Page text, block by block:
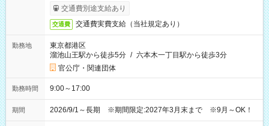
交通費別途支給あり
交通費 交通費実費支給（当社規定あり）
勤務地
東京都港区
溜池山王駅から徒歩5分 / 六本木一丁目駅から徒歩3分
官公庁・関連団体
勤務時間 9:00～17:00
期間 2026/9/1～長期 ※期間限定:2027年3月末まで ※9月～OK！